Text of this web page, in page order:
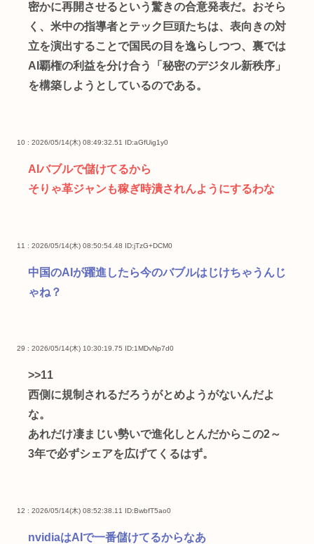
密かに再開させるという驚きの合意発表だ。おそら
く、米中の指導者とテック巨頭たちは、表向きの対
立を演出することで国民の目を逸らしつつ、裏では
AI覇権の利益を分け合う「秘密のデジタル新秩序」
を構築しようとしているのである。
10 : 2026/05/14(木) 08:49:32.51 ID:aGfUig1y0
AIバブルで儲けてるから
そりゃ革ジャンも稼ぎ時潰されんようにするわな
11 : 2026/05/14(木) 08:50:54.48 ID:jTzG+DCM0
中国のAIが躍進したら今のバブルはじけちゃうんじ
ゃね？
29 : 2026/05/14(木) 10:30:19.75 ID:1MDvNp7d0
>>11
西側に規制されるだろうがとめようがないんだよ
な。
あれだけ凄まじい勢いで進化しとんだからこの2～
3年で必ずシェアを広げてくるはず。
12 : 2026/05/14(木) 08:52:38.11 ID:BwbfT5ao0
nvidiaはAIで一番儲けてるからなあ